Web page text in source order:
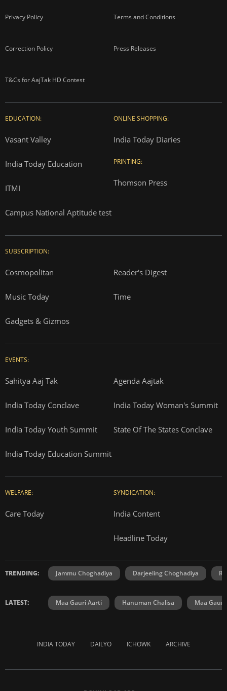
Privacy Policy Terms and Conditions
Correction Policy Press Releases
T&Cs for AajTak HD Contest
EDUCATION:
Vasant Valley
India Today Education
ITMI
Campus National Aptitude test
ONLINE SHOPPING:
India Today Diaries
PRINTING:
Thomson Press
SUBSCRIPTION:
Cosmopolitan Reader's Digest
Music Today Time
Gadgets & Gizmos
EVENTS:
Sahitya Aaj Tak Agenda Aajtak
India Today Conclave India Today Woman's Summit
India Today Youth Summit State Of The States Conclave
India Today Education Summit
WELFARE:
Care Today
SYNDICATION:
India Content
Headline Today
TRENDING: Jammu Choghadiya Darjeeling Choghadiya
LATEST: Maa Gauri Aarti Hanuman Chalisa Maa Gauri
INDIA TODAY DAILYO ICHOWK ARCHIVE